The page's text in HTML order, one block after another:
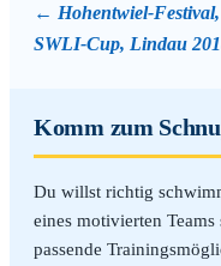
Hohentwiel-
SWLI-Cup, Lindau
Komm zum
Du willst richtig
eines motivierten
passende